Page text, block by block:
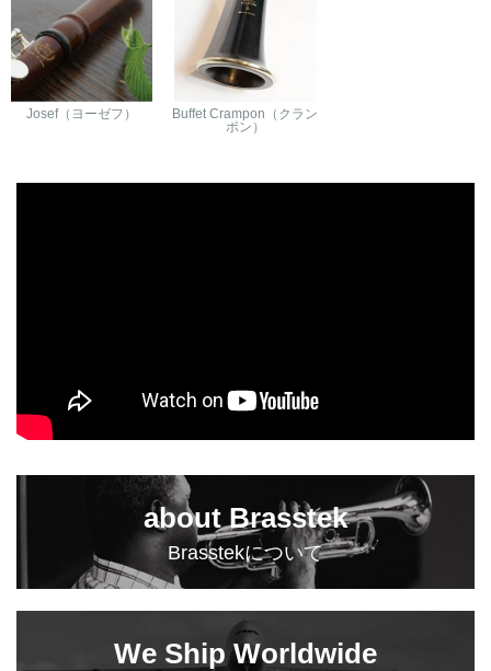
Josef（ヨーゼフ）
Buffet Crampon（クラン
ポン）
about Brasstek
Brasstekについて
We Ship Worldwide